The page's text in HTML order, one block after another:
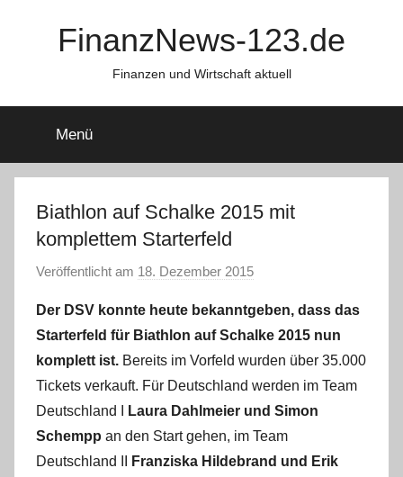
FinanzNews-123.de
Finanzen und Wirtschaft aktuell
Menü
Biathlon auf Schalke 2015 mit
komplettem Starterfeld
Veröffentlicht am 18. Dezember 2015
n
a
d
m
i
n
Der DSV konnte heute bekanntgeben, dass das
Starterfeld für Biathlon auf Schalke 2015 nun
komplett ist. Bereits im Vorfeld wurden über 35.000
Tickets verkauft. Für Deutschland werden im Team
Deutschland I
Laura Dahlmeier und Simon
Schempp an den Start gehen, im Team
Deutschland II
Franziska Hildebrand und Erik